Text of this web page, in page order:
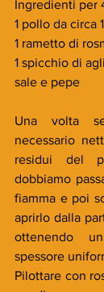
Ingredienti per
1 pollo da circa
1 rametto di
1 spicchio di
sale e pepe
Una volta
necessario
residui del
dobbiamo
fiamma e poi
aprirlo dalla
ottenendo
spessore
Pilottare con